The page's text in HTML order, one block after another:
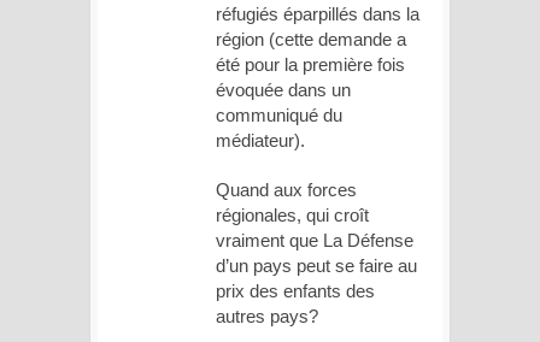
réfugiés éparpillés dans la
région (cette demande a
été pour la première fois
évoquée dans un
communiqué du
médiateur).
Quand aux forces
régionales, qui croît
vraiment que La Défense
d’un pays peut se faire au
prix des enfants des
autres pays?